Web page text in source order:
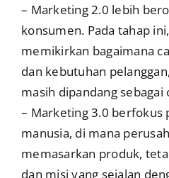
– Marketing 2.0 lebih
konsumen. Pada tahap
memikirkan bagaimana
dan kebutuhan
masih dipandang sebagai
– Marketing 3.0 berfokus
manusia, di mana
memasarkan produk,
dan misi yang sejalan